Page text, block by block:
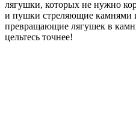
лягушки, которых не нужно
и пушки стреляющие камнями
превращающие лягушек в
цельтесь точнее!